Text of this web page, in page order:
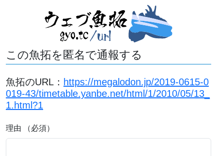
この魚拓を匿名で通報する
魚拓のURL： https://megalodon.jp/2019-0615-0
019-43/timetable.yanbe.net/html/1/2010/05/13_
1.html?1
理由 （必須）